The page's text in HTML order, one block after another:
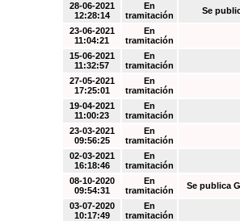
28-06-2021
12:28:14
En
tramitación
Se
23-06-2021
11:04:21
En
tramitación
15-06-2021
11:32:57
En
tramitación
27-05-2021
17:25:01
En
tramitación
19-04-2021
11:00:23
En
tramitación
23-03-2021
09:56:25
En
tramitación
02-03-2021
16:18:46
En
tramitación
08-10-2020
09:54:31
En
tramitación
Se publica
03-07-2020
10:17:49
En
tramitación